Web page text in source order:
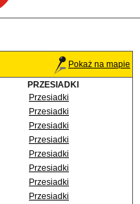
Pokaż na mapie
PRZESIADKI
Przesiadki
Przesiadki
Przesiadki
Przesiadki
Przesiadki
Przesiadki
Przesiadki
Przesiadki